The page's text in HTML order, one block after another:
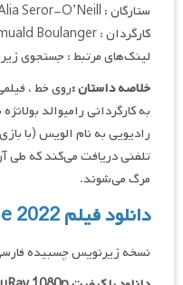
ستارگان : Mel Gibson, William Moseley, Alia Seror-O’Neill
کارگردان : Romuald Boulanger
لینک‌های مرتبط : جستجوی
خلاصه داستان :
به کارگردانی رامیوالد
رادیویی به نام الویس (با
تلفنی دریافت می‌کند که طی
مرگ می‌شوند.
دانلود فیلم On The Line 2022
نسخه زیرنویس چسبیده